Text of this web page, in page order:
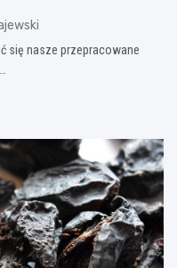
się nasze przepracowane